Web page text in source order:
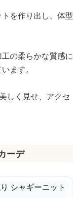
を作り出し、体型
の柔らかな質感に
ます。
しく見せ、アクセ
ーデ